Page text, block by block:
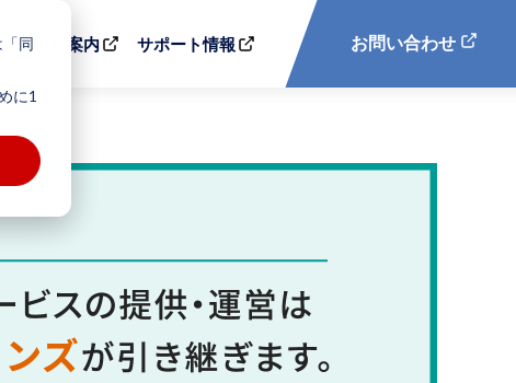
同
に1
会社案内 サポート情報 お問い合わせ